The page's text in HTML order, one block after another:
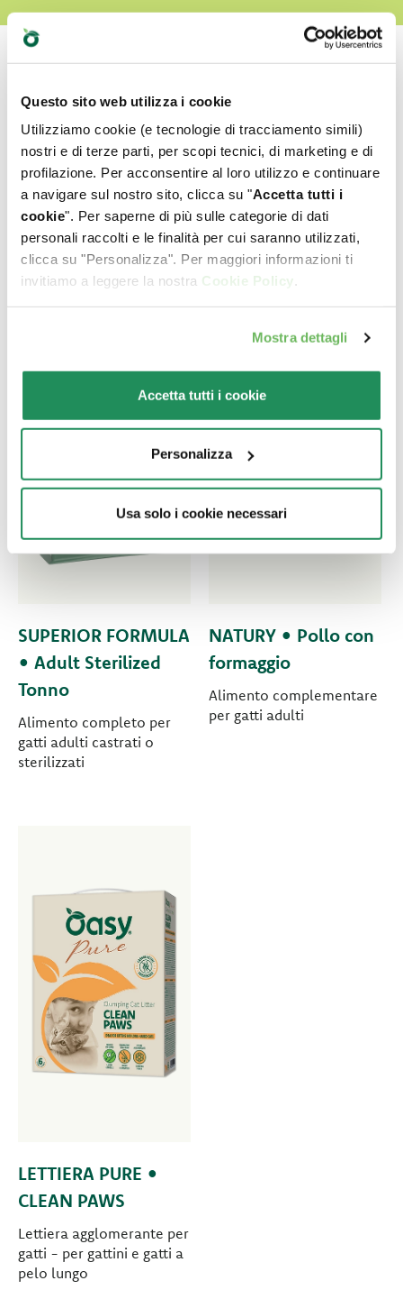
Questo sito web utilizza i cookie
Utilizziamo cookie (e tecnologie di tracciamento simili)
nostri e di terze parti, per scopi tecnici, di marketing e di
profilazione. Per acconsentire al loro utilizzo e continuare
a navigare sul nostro sito, clicca su "Accetta tutti i
cookie". Per saperne di più sulle categorie di dati
personali raccolti e le finalità per cui saranno utilizzati,
clicca su "Personalizza". Per maggiori informazioni ti
invitiamo a leggere la nostra Cookie Policy.
Mostra dettagli
Accetta tutti i cookie
Personalizza
Usa solo i cookie necessari
Quale sarà il suo
preferito?
Scopri le nostre migliori proposte per il tuo pet
SUPERIOR FORMULA
• Adult Sterilized
Tonno
Alimento completo per
gatti adulti castrati o
sterilizzati
NATURY • Pollo con
formaggio
Alimento complementare
per gatti adulti
LETTIERA PURE •
CLEAN PAWS
Lettiera agglomerante per
gatti - per gattini e gatti a
pelo lungo